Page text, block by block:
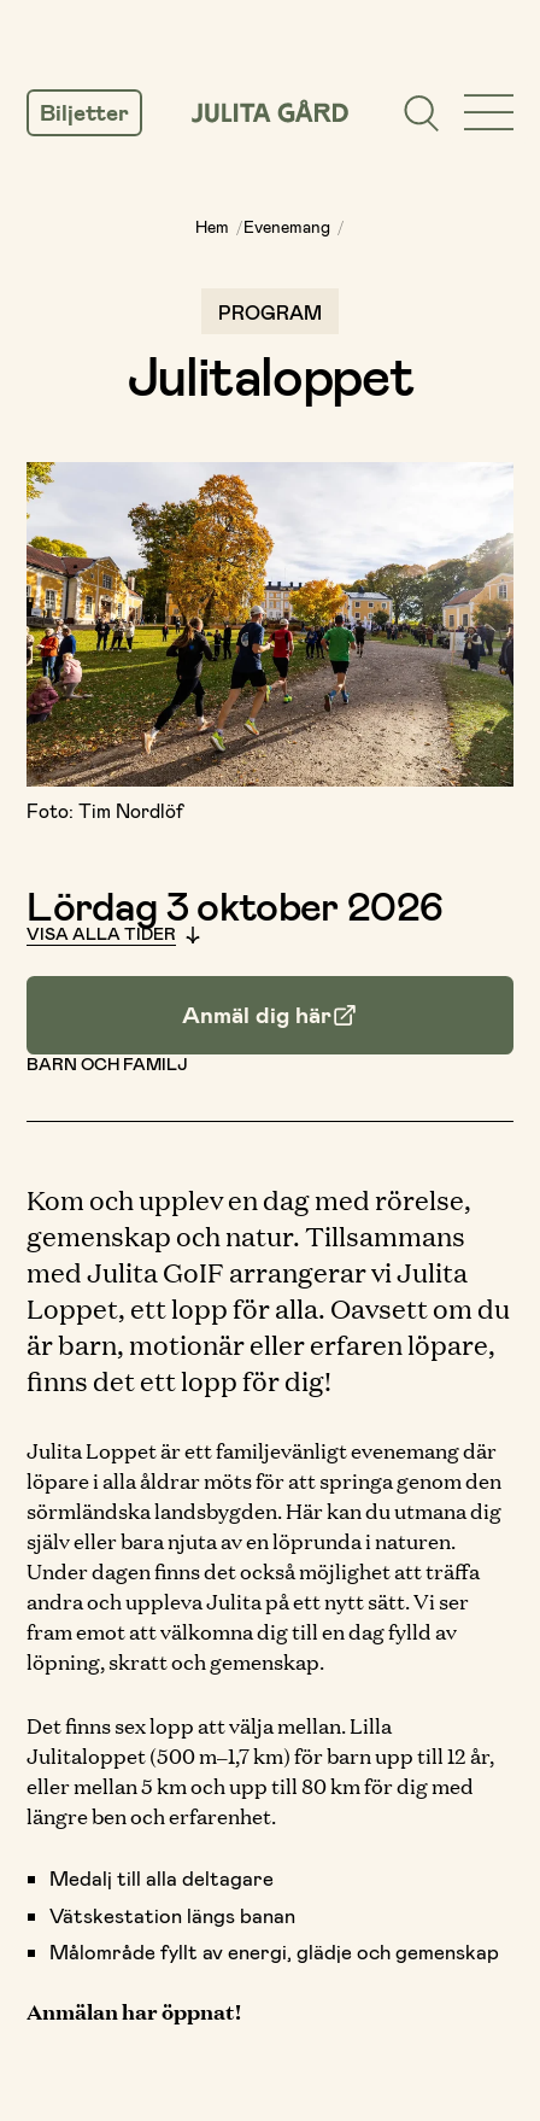
INNEHÅLL
Biljetter
Hem /Evenemang /
PROGRAM
Julitaloppet
Foto: Tim Nordlöf
Lördag 3 oktober 2026
VISA ALLA TIDER
Anmäl dig här
BARN OCH FAMILJ
Kom och upplev en dag med rörelse,
gemenskap och natur. Tillsammans
med Julita GoIF arrangerar vi Julita
Loppet, ett lopp för alla. Oavsett om du
är barn, motionär eller erfaren löpare,
finns det ett lopp för dig!
Julita Loppet är ett familjevänligt evenemang där
löpare i alla åldrar möts för att springa genom den
sörmländska landsbygden. Här kan du utmana dig
själv eller bara njuta av en löprunda i naturen.
Under dagen finns det också möjlighet att träffa
andra och uppleva Julita på ett nytt sätt. Vi ser
fram emot att välkomna dig till en dag fylld av
löpning, skratt och gemenskap.
Det finns sex lopp att välja mellan. Lilla
Julitaloppet (500 m–1,7 km) för barn upp till 12 år,
eller mellan 5 km och upp till 80 km för dig med
längre ben och erfarenhet.
Medalj till alla deltagare
Vätskestation längs banan
Målområde fyllt av energi, glädje och gemenskap
Anmälan har öppnat!